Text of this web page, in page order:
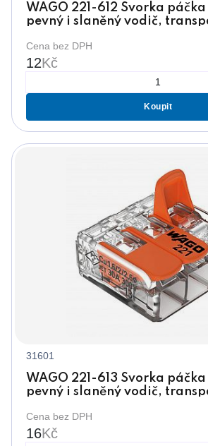
WAGO 221-612 Svorka
pevný i slaněný vodič,
Cena bez DPH
12Kč
Koupit
31601
WAGO 221-613 Svorka
pevný i slaněný vodič,
Cena bez DPH
16Kč